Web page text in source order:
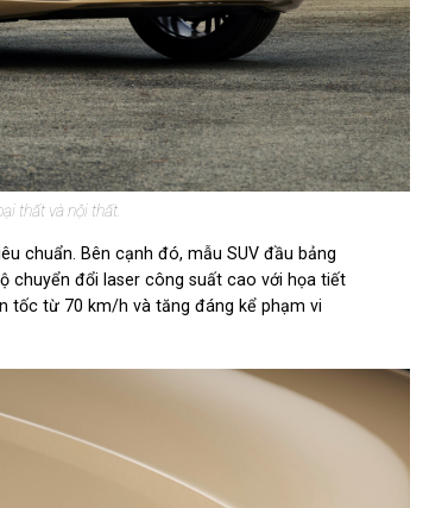
thất và nội thất.
chuẩn. Bên cạnh đó, mẫu SUV đầu bảng
chuyển đổi laser công suất cao với họa tiết
tốc từ 70 km/h và tăng đáng kể phạm vi